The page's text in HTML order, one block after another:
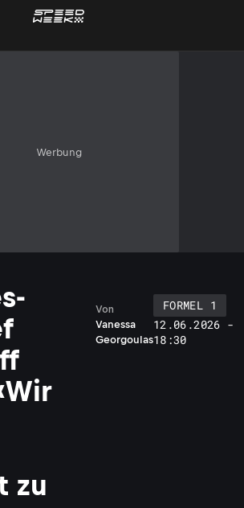
Werbung
zu
Vanessa
Georgoulas
Von
FORMEL 1
12.06.2026 -
18:30